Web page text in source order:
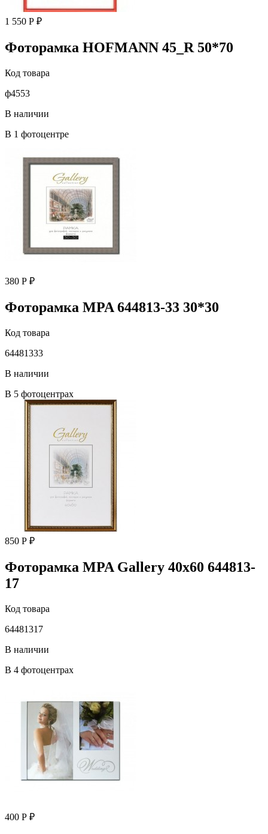
1 550 Р ₽
Фоторамка HOFMANN 45_R 50*70
Код товара
ф4553
В наличии
В 1 фотоцентре
380 Р ₽
Фоторамка MPA 644813-33 30*30
Код товара
64481333
В наличии
В 5 фотоцентрах
850 Р ₽
Фоторамка MPA Gallery 40х60 644813-
17
Код товара
64481317
В наличии
В 4 фотоцентрах
400 Р ₽